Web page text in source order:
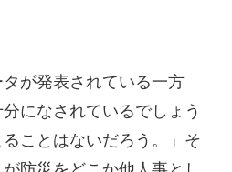
が発表されている一方
になされているでしょう
ことはないだろう。」そ